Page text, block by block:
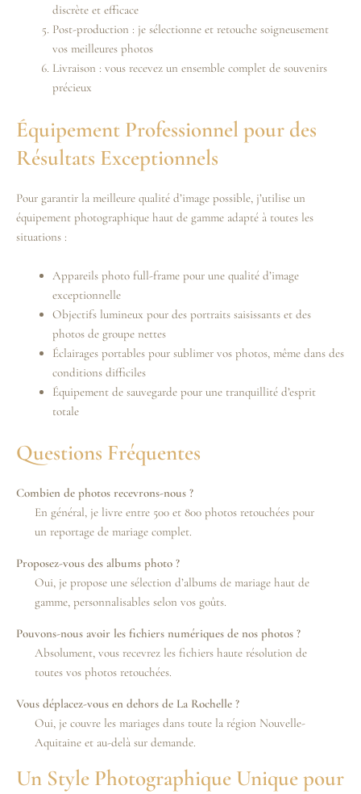
discrète et efficace
Post-production : je sélectionne et retouche soigneusement
vos meilleures photos
Livraison : vous recevez un ensemble complet de souvenirs
précieux
Équipement Professionnel pour des
Résultats Exceptionnels
Pour garantir la meilleure qualité d’image possible, j’utilise un
équipement photographique haut de gamme adapté à toutes les
situations :
Appareils photo full-frame pour une qualité d’image
exceptionnelle
Objectifs lumineux pour des portraits saisissants et des
photos de groupe nettes
Éclairages portables pour sublimer vos photos, même dans des
conditions difficiles
Équipement de sauvegarde pour une tranquillité d’esprit
totale
Questions Fréquentes
Combien de photos recevrons-nous ?
En général, je livre entre 500 et 800 photos retouchées pour
un reportage de mariage complet.
Proposez-vous des albums photo ?
Oui, je propose une sélection d’albums de mariage haut de
gamme, personnalisables selon vos goûts.
Pouvons-nous avoir les fichiers numériques de nos photos ?
Absolument, vous recevrez les fichiers haute résolution de
toutes vos photos retouchées.
Vous déplacez-vous en dehors de La Rochelle ?
Oui, je couvre les mariages dans toute la région Nouvelle-
Aquitaine et au-delà sur demande.
Un Style Photographique Unique pour